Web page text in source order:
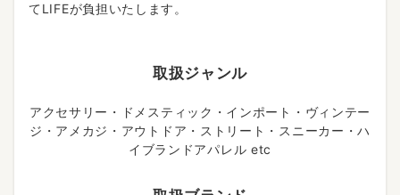
てLIFEが負担いたします。
取扱ジャンル
アクセサリー・ドメスティック・インポート・ヴィンテー
ジ・アメカジ・アウトドア・ストリート・スニーカー・ハ
イブランドアパレル etc